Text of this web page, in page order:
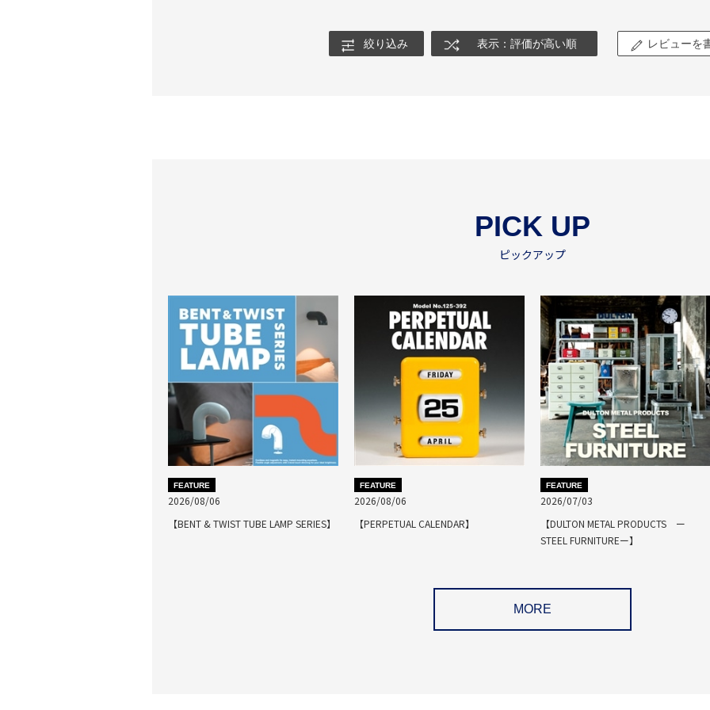
絞り込み 表示：評価が高い順 レビューを
PICK UP
ピックアップ
FEATURE
2026/08/06
【BENT & TWIST TUBE LAMP SERIES】
FEATURE
2026/08/06
【PERPETUAL CALENDAR】
FEATURE
2026/07/03
【DULTON METAL PRODUCTS ー
STEEL FURNITUREー】
MORE